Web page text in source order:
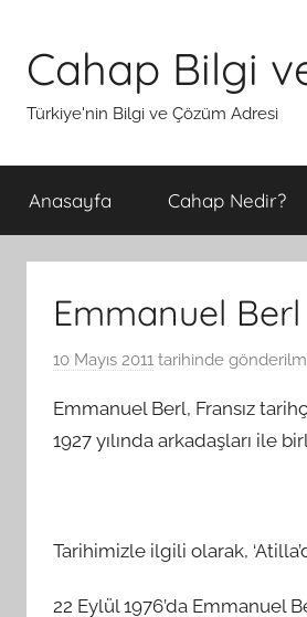
Cahap Bilgi
Türkiye'nin Bilgi ve Çözüm Adresi
Anasayfa Cahap Nedir?
Emmanuel
10 Mayıs 2011 tarihinde
Emmanuel Berl, Fransız
1927 yılında arkadaşları ile
Tarihimizle ilgili olarak,
22 Eylül 1976’da Emmanuel